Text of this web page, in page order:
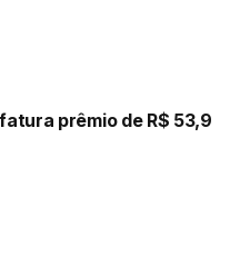
prêmio de R$ 53,9